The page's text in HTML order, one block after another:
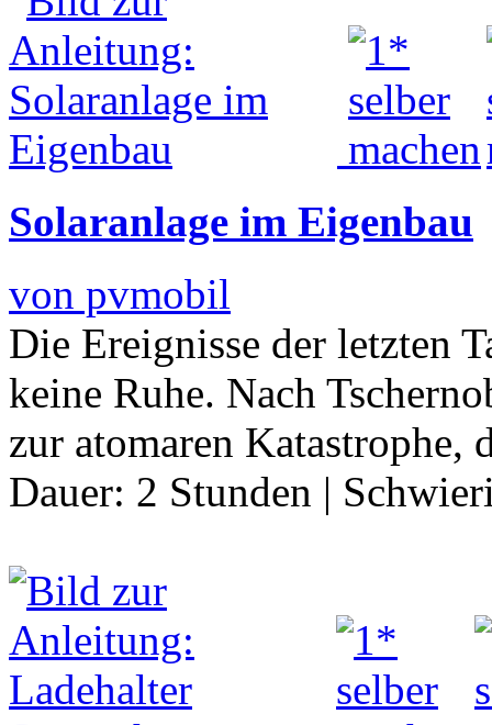
Solaranlage im Eigenbau
von pvmobil
Die Ereignisse der letzten
keine Ruhe. Nach
zur atomaren Katastrophe,
Dauer: 2 Stunden |